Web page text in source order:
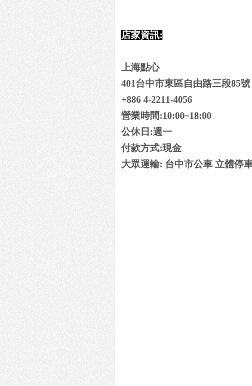
店家資訊:
上海點心
401台中市東區自由路三段85號
+886 4-2211-4056
營業時間:10:00~18:00
公休日:週一
付款方式:現金
大眾運輸: 台中市公車 立體停